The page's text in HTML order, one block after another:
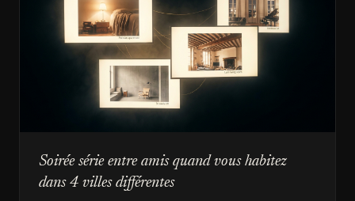
Soirée série entre amis quand vous habitez
dans 4 villes différentes